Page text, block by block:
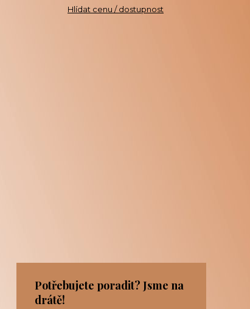
Hlídat cenu / dostupnost
Potřebujete poradit? Jsme na
drátě!